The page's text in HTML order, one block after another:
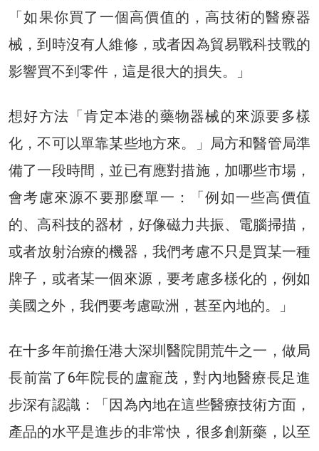
「如果你買了一個高價值的，高技術的醫療器
械，到時沒有人維修，或者因為貿易戰科技戰的
影響買不到零件，這是很大的損失。」
想好方法「肯定本港的藥物器械的來源要多樣
化，不可以單靠某些地方來。」局方和醫管局準
備了一段時間，並已有應對措施，加哪些市場，
會考慮來源不要那麼單一：「例如一些高價值
的、高科技的器材，好像磁力共振、電腦掃描，
或者放射治療的機器，我們考慮不只是買某一種
牌子，或者某一個來源，要考慮多樣化的，例如
美國之外，我們要考慮歐洲，甚至內地的。」
在十多年前擔任港大深圳醫院開荒牛之一，做局
長前當了6年院長的盧寵茂，對內地醫療長足進
步深有認識：「因為內地在這些醫療技術方面，
產品的水平是進步的非常快，很多創新藥，以至